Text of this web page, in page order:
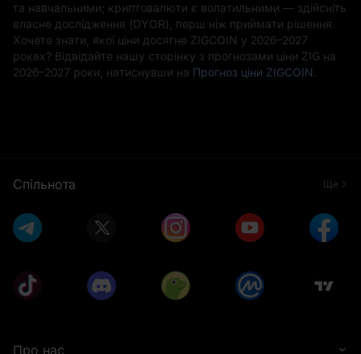
та навчальними; криптовалюти є волатильними — здійсніть
власне дослідження (DYOR), перш ніж приймати рішення.
Хочете знати, якої ціни досягне ZIGCOIN у 2026–2027
роках? Відвідайте нашу сторінку з прогнозами ціни ZIG на
2026–2027 роки, натиснувши на Прогноз ціни ZIGCOIN
Спільнота Ще
Про нас